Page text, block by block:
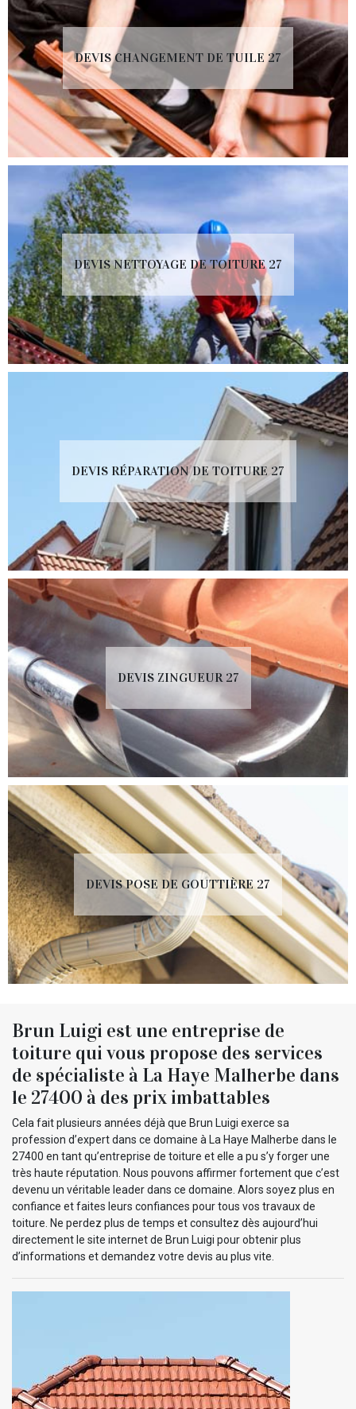
DEVIS CHANGEMENT DE TUILE 27
DEVIS NETTOYAGE DE TOITURE 27
DEVIS RÉPARATION DE TOITURE 27
DEVIS ZINGUEUR 27
DEVIS POSE DE GOUTTIÈRE 27
Brun Luigi est une entreprise de
toiture qui vous propose des services
de spécialiste à La Haye Malherbe dans
le 27400 à des prix imbattables
Cela fait plusieurs années déjà que Brun Luigi exerce sa
profession d’expert dans ce domaine à La Haye Malherbe dans le
27400 en tant qu’entreprise de toiture et elle a pu s’y forger une
très haute réputation. Nous pouvons affirmer fortement que c’est
devenu un véritable leader dans ce domaine. Alors soyez plus en
confiance et faites leurs confiances pour tous vos travaux de
toiture. Ne perdez plus de temps et consultez dès aujourd’hui
directement le site internet de Brun Luigi pour obtenir plus
d’informations et demandez votre devis au plus vite.